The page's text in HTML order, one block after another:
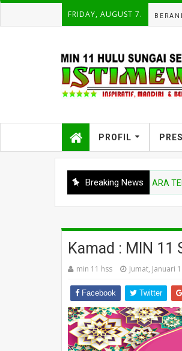
FRIDAY, AUGUST 7.
PROFIL
Breaking News
PEMBINA UPACARA
Kamad : MIN 11
min 11 hss Jumat, Januari
Facebook Twitter